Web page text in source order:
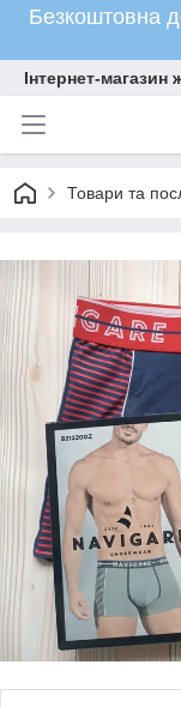
Безкоштовна
Інтернет-магазин
Товари та